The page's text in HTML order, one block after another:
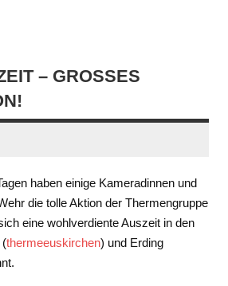
– GROSSES D
haben einige Kameradinnen und
die tolle Aktion der Thermengruppe
eine wohlverdiente Auszeit in den
(thermeeuskirchen) und Erding